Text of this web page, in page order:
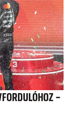
–